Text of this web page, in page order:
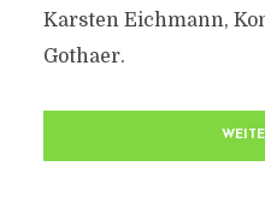
Karsten Eichmann,
Gothaer.